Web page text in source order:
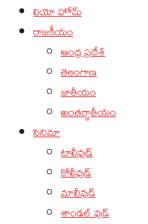
లియో హోమ్
రాజకీయం
ఆంధ్ర ప్రదేశ్
తెలంగాణ
జాతీయం
అంతర్జాతీయం
సినిమా
టాలీవుడ్
కోలీవుడ్
మాలీవుడ్
శాండల్ వుడ్